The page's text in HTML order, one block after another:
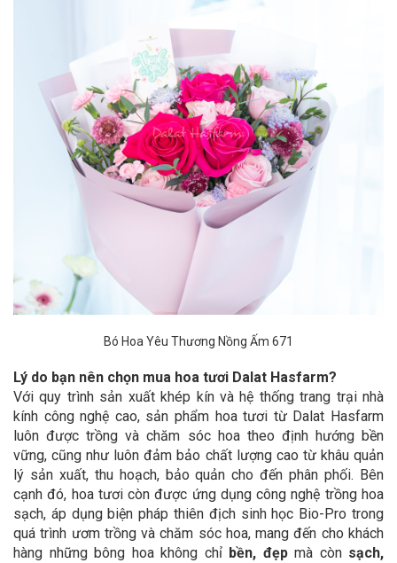
Bó Hoa Yêu Thương Nồng Ấm 671
Lý do bạn nên chọn mua hoa tươi Dalat Hasfarm?
Với quy trình sản xuất khép kín và hệ thống trang trại nhà
kính công nghệ cao, sản phẩm hoa tươi từ Dalat Hasfarm
luôn được trồng và chăm sóc hoa theo định hướng bền
vững, cũng như luôn đảm bảo chất lượng cao từ khâu quản
lý sản xuất, thu hoạch, bảo quản cho đến phân phối. Bên
cạnh đó, hoa tươi còn được ứng dụng công nghệ trồng hoa
sạch, áp dụng biện pháp thiên địch sinh học Bio-Pro trong
quá trình ươm trồng và chăm sóc hoa, mang đến cho khách
hàng những bông hoa không chỉ bền, đẹpmà còn sạch,